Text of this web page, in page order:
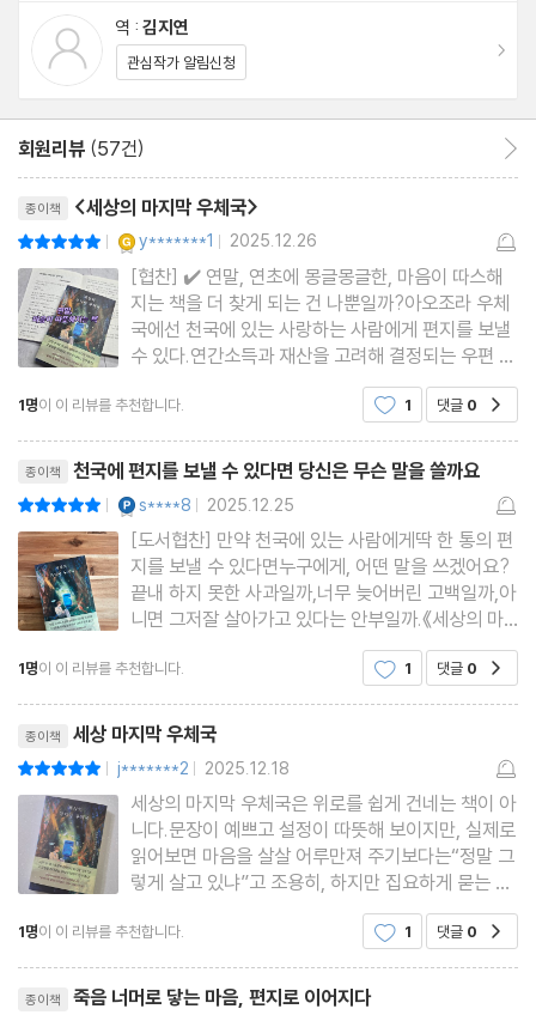
알게 된다. 처음에는 망설였지만, 결국 전 재산을 걸고 값비싼 우표
를 사서라도 편지를 보내는 사람들. 천국으로 간 소중한 이가 완전히
떠나기 전, 49일 안에 마음을 전하려 한다.
《세상의 마지막 기차역》의 감동과 재미를 뛰어넘을 뿐만 아니라 한
층 더 깊은 울림을 지닌 이야기로 돌아온 이번 신작은, 저자의 전작
을 읽은 사람이라면 어느새 눈물을 흘리며 빠져들 것이다.
역 : 김지연
관심작가 알림신청
회원리뷰 (57건)
종이책 <세상의 마지막 우체국>
| y*******1 | 2025.12.26
[협찬] ✔️ 연말, 연초에 몽글몽글한, 마음이 따스해
지는 책을 더 찾게 되는 건 나뿐일까?아오조라 우체
국에선 천국에 있는 사랑하는 사람에게 편지를 보낼
수 있다.연간소득과 재산을 고려해 결정되는 우편 요
금은 보내는 비용만큼의 답장의 비용도 선불로 내야
하는 (현실적인 부분!) 무시무시한 금액이다.무기력
한 삶을 버티게 해준 최애 아티스트 아버지처럼 의지
했던 은인 인생의 길
1명이 이 리뷰를 추천합니다. 1 댓글 0
종이책 천국에 편지를 보낼 수 있다면 당신은 무슨 말을 쓸까요
| s****8 | 2025.12.25
[도서협찬] 만약 천국에 있는 사람에게딱 한 통의 편
지를 보낼 수 있다면누구에게, 어떤 말을 쓰겠어요?
끝내 하지 못한 사과일까,너무 늦어버린 고백일까,아
니면 그저잘 살아가고 있다는 안부일까.《세상의 마
지막 우체국》은이 질문 하나로 시작되는 이야기다.
사랑하는 이를 잃은 사람들이어느 날, 천국으로 편지
를 보낼 수 있는‘아오조라 우체국’의 존재를 알게 된
다.떠난 사람이 천
1명이 이 리뷰를 추천합니다. 1 댓글 0
종이책 세상 마지막 우체국
| j*******2 | 2025.12.18
세상의 마지막 우체국은 위로를 쉽게 건네는 책이 아
니다.문장이 예쁘고 설정이 따뜻해 보이지만, 실제로
읽어보면 마음을 살살 어루만져 주기보다는“정말 그
렇게 살고 있냐”고 조용히, 하지만 집요하게 묻는 이
야기다.누군가에게 크게 배신당한 이야기도, 극적인
사건도 거의 없다.대신 우리가 매일 미루고, 애써 외
면해 온 감정들이 차분하게 쌓여 있다.말하지 못한
마음, 표현하지
1명이 이 리뷰를 추천합니다. 1 댓글 0
종이책 죽음 너머로 닿는 마음, 편지로 이어지다